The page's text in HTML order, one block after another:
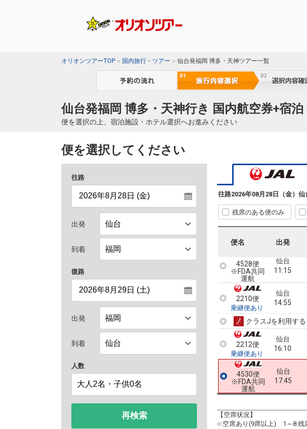
オリオンツアーTOP 国内旅行・ツアー 仙台発福岡 博多・天神ツアー一覧
仙台発福岡 博多・天神行き 国内航空券+宿
便を選択の上、宿泊施設・ホテル選択へお進みください
便を選択してください
往路
出発
到着
復路
出発
到着
人数
再検索
往路2026年08月28日（金） 仙
残席のある便のみ
便名 出発
2200便
乗継便あり
仙台
クラスJを利用する
4528便
※FDA共同
運航
仙台
11:15
2210便
乗継便あり
仙台
14:55
クラスJを利用する
2212便
乗継便あり
仙台
16:10
4530便
※FDA共同
運航
仙台
17:45
【空席状況】
○:空席あり(9席以上) 1～8: